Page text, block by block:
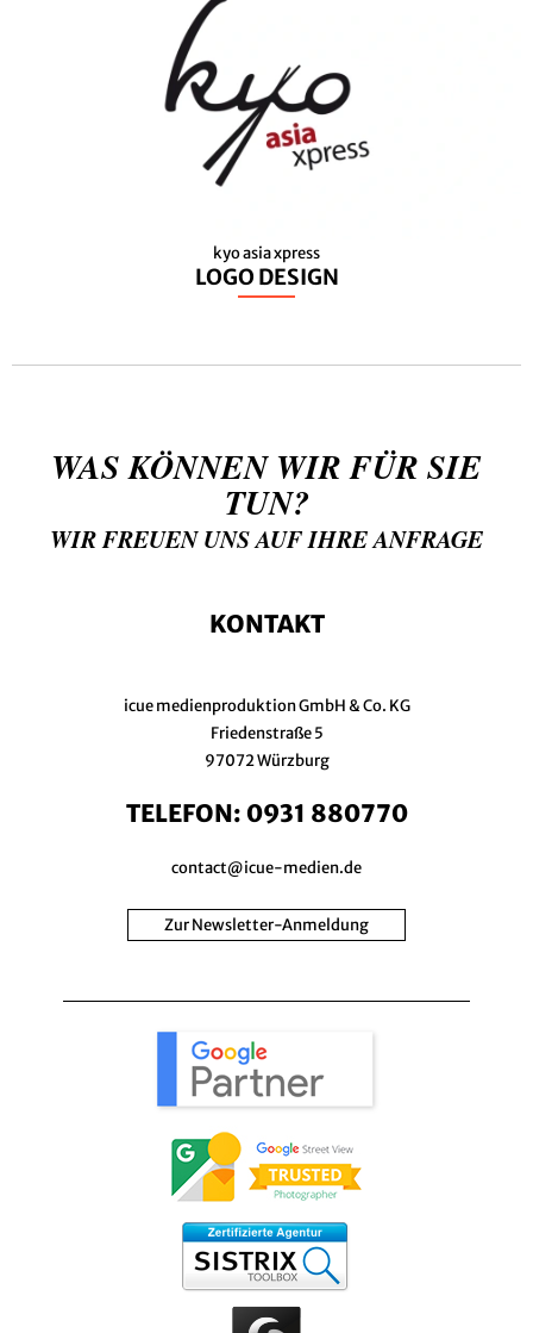
kyo asia xpress
LOGO DESIGN
WAS KÖNNEN WIR FÜR SIE
TUN?
WIR FREUEN UNS AUF IHRE ANFRAGE
KONTAKT
icue medienproduktion GmbH & Co. KG
Friedenstraße 5
97072 Würzburg
TELEFON: 0931 880770
contact@icue-medien.de
Zur Newsletter-Anmeldung